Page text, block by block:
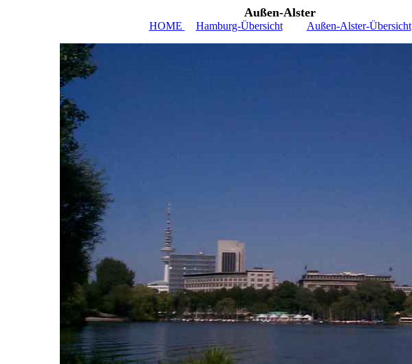
Außen-Alster
HOME Hamburg-Übersicht Außen-Alster-Übersicht